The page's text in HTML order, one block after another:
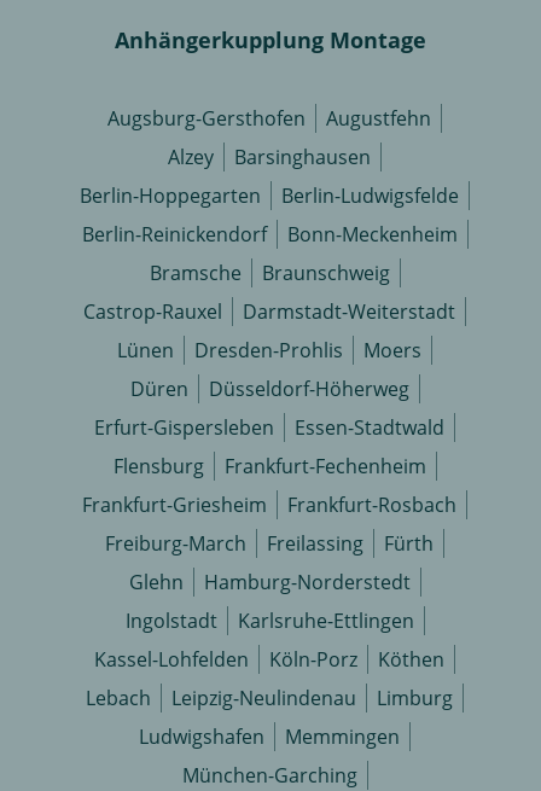
Anhängerkupplung Montage
Augsburg-Gersthofen
Augustfehn
Alzey
Barsinghausen
Berlin-Hoppegarten
Berlin-Ludwigsfelde
Berlin-Reinickendorf
Bonn-Meckenheim
Bramsche
Braunschweig
Castrop-Rauxel
Darmstadt-Weiterstadt
Lünen
Dresden-Prohlis
Moers
Düren
Düsseldorf-Höherweg
Erfurt-Gispersleben
Essen-Stadtwald
Flensburg
Frankfurt-Fechenheim
Frankfurt-Griesheim
Frankfurt-Rosbach
Freiburg-March
Freilassing
Fürth
Glehn
Hamburg-Norderstedt
Ingolstadt
Karlsruhe-Ettlingen
Kassel-Lohfelden
Köln-Porz
Köthen
Lebach
Leipzig-Neulindenau
Limburg
Ludwigshafen
Memmingen
München-Garching